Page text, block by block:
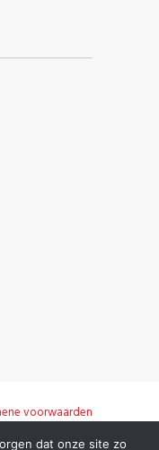
voorwaarden
dat onze site zo